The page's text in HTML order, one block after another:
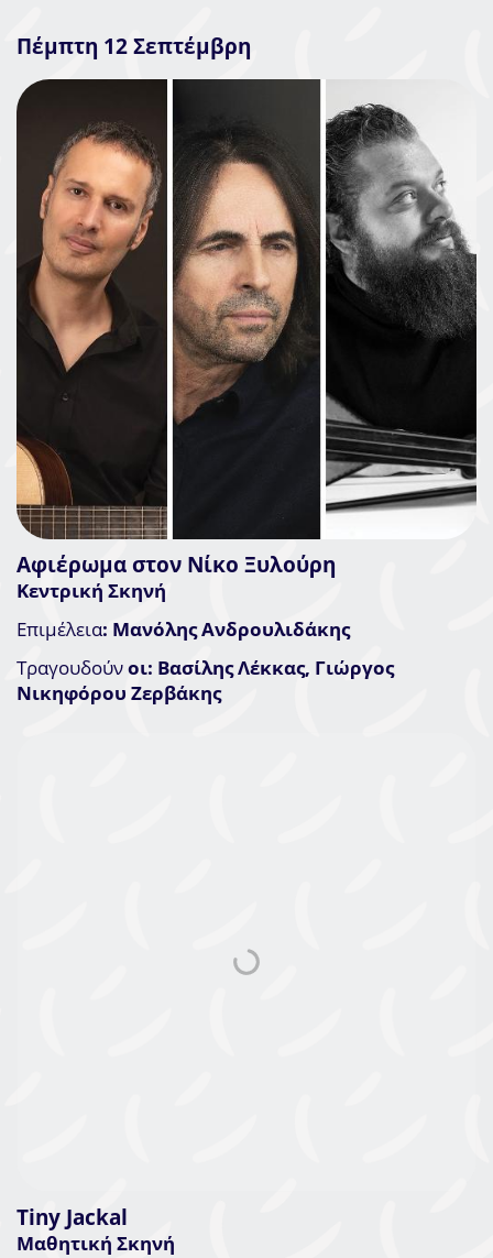
Πέμπτη 12 Σεπτέμβρη
Αφιέρωμα στον Νίκο Ξυλούρη
Κεντρική Σκηνή
Επιμέλεια: Μανόλης Ανδρουλιδάκης
Τραγουδούνοι: Βασίλης Λέκκας, Γιώργος
Νικηφόρου Ζερβάκης
Tiny Jackal
Μαθητική Σκηνή